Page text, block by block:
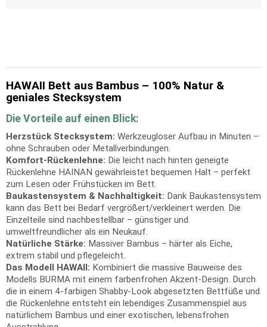
HAWAII Bett aus Bambus – 100% Natur &
geniales Stecksystem
Die Vorteile auf einen Blick:
Herzstück Stecksystem: Werkzeugloser Aufbau in Minuten –
ohne Schrauben oder Metallverbindungen.
Komfort-Rückenlehne: Die leicht nach hinten geneigte
Rückenlehne HAINAN gewährleistet bequemen Halt – perfekt
zum Lesen oder Frühstücken im Bett.
Baukastensystem & Nachhaltigkeit: Dank Baukastensystem
kann das Bett bei Bedarf vergrößert/verkleinert werden. Die
Einzelteile sind nachbestellbar – günstiger und
umweltfreundlicher als ein Neukauf.
Natürliche Stärke: Massiver Bambus – härter als Eiche,
extrem stabil und pflegeleicht.
Das Modell HAWAII: Kombiniert die massive Bauweise des
Modells BURMA mit einem farbenfrohen Akzent-Design. Durch
die in einem 4-farbigen Shabby-Look abgesetzten Bettfüße und
die Rückenlehne entsteht ein lebendiges Zusammenspiel aus
natürlichem Bambus und einer exotischen, lebensfrohen